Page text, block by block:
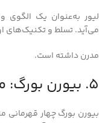
لیور به‌عنوان یک الگوی
می‌آید. تسلط و تکنیک‌های
مدرن داشته است.
5. بیورن بورگ: مرد یخی